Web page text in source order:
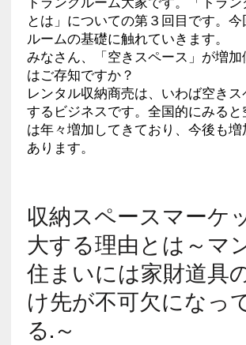
とは」についての第３回目です。今
ルームの基礎に触れていきます。
みなさん、「空きスペース」が増
はご存知ですか？
レンタル収納商売は、いわば空き
するビジネスです。全国的にみると
は年々増加してきており、今後も
あります。
収納スペースマーケ
大する理由とは～マ
住まいには家財道具
け先が不可欠になっ
る.～